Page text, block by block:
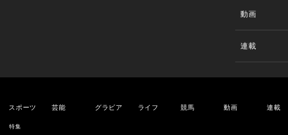
動画
連載
スポーツ
特集
芸能 グラビア ライフ 競馬 動画 連載